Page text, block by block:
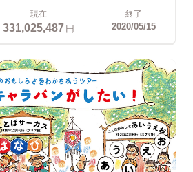
現在
331,025,487円
終了
2020/05/15